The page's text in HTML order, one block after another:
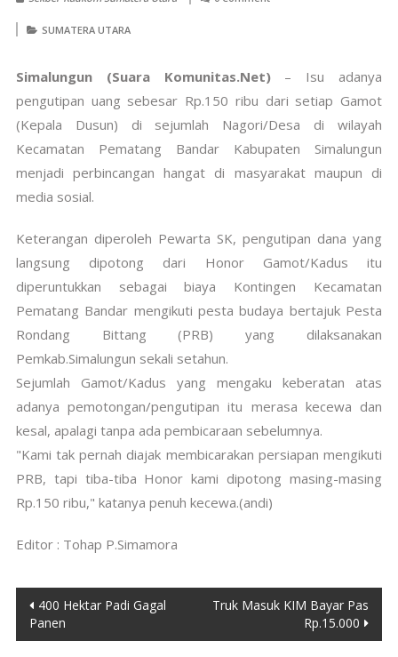
SUMATERA UTARA
Simalungun (Suara Komunitas.Net)– Isu adanya
pengutipan uang sebesar Rp.150 ribu dari setiap Gamot
(Kepala Dusun) di sejumlah Nagori/Desa di wilayah
Kecamatan Pematang Bandar Kabupaten Simalungun
menjadi perbincangan hangat di masyarakat maupun di
media sosial.
Keterangan diperoleh Pewarta SK, pengutipan dana yang
langsung dipotong dari Honor Gamot/Kadus itu
diperuntukkan sebagai biaya Kontingen Kecamatan
Pematang Bandar mengikuti pesta budaya bertajuk Pesta
Rondang Bittang (PRB) yang dilaksanakan
Pemkab.Simalungun sekali setahun.
Sejumlah Gamot/Kadus yang mengaku keberatan atas
adanya pemotongan/pengutipan itu merasa kecewa dan
kesal, apalagi tanpa ada pembicaraan sebelumnya.
"Kami tak pernah diajak membicarakan persiapan mengikuti
PRB, tapi tiba-tiba Honor kami dipotong masing-masing
Rp.150 ribu," katanya penuh kecewa.(andi)
Editor : Tohap P.Simamora
Post
navigation
400 Hektar Padi Gagal
Panen
Truk Masuk KIM Bayar Pas
Rp.15.000